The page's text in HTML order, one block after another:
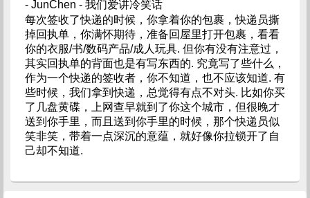
- JunChen - 我们爱讲冷笑话
每次签收了快递的时候，你拿着你的包裹，快递员撕
掉回执单，你满怀期待，准备回屋里打开包裹，看看
你的衣服/书/数码产品/成人玩具. 但你有没有注意过，
其实回执单的背面也是有写东西的. 究竟写了些什么，
作为一个快递的签收者，你不知道，也不应该知道. 有
些时候，我们拿到快递，总觉得有点不对头. 比如你买
了几盘黄碟，上网查早就到了你这个城市，但很晚才
送到你手里，而且送到你手里的时候，那个快递员似
笑非笑，带着一点深沉的意蕴，就好像你拉锁开了自
己却不知道.